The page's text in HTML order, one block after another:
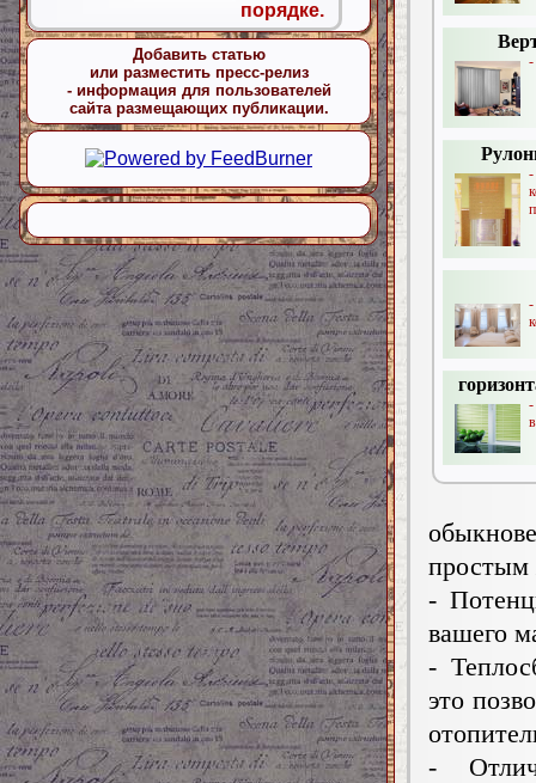
-
-
-
-
вашего
-
это
-
порядке.
Добавить статью
или разместить пресс-релиз
- информация для пользователей
сайта размещающих публикации.